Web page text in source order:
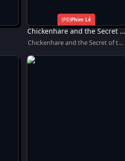
Phim Lẻ
Chickenhare and the Secret of
the Groundhog
Chickenhare and the Secret of the